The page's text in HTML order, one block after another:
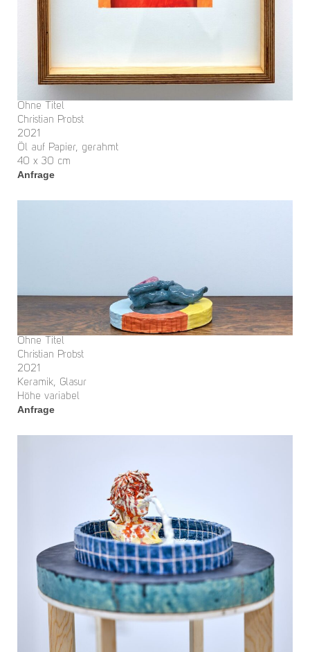
Ohne Titel
Christian Probst
2021
Öl auf Papier, gerahmt
40 x 30 cm
Anfrage
Ohne Titel
Christian Probst
2021
Keramik, Glasur
Höhe variabel
Anfrage